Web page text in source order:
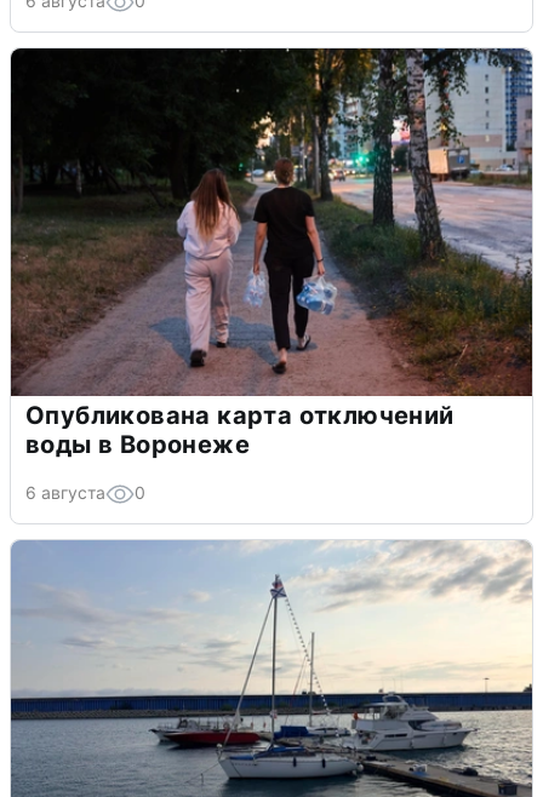
Опубликована карта отключений
воды в Воронеже
6 августа 0